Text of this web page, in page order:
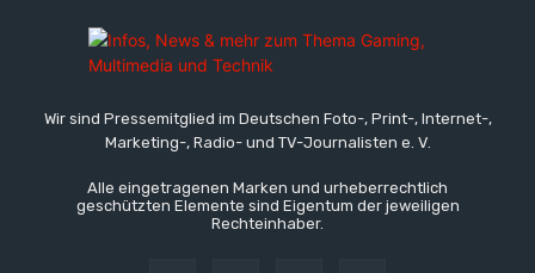
Wir sind Pressemitglied im Deutschen Foto-, Print-, Internet-,
Marketing-, Radio- und TV-Journalisten e. V.
Alle eingetragenen Marken und urheberrechtlich
geschützten Elemente sind Eigentum der jeweiligen
Rechteinhaber.